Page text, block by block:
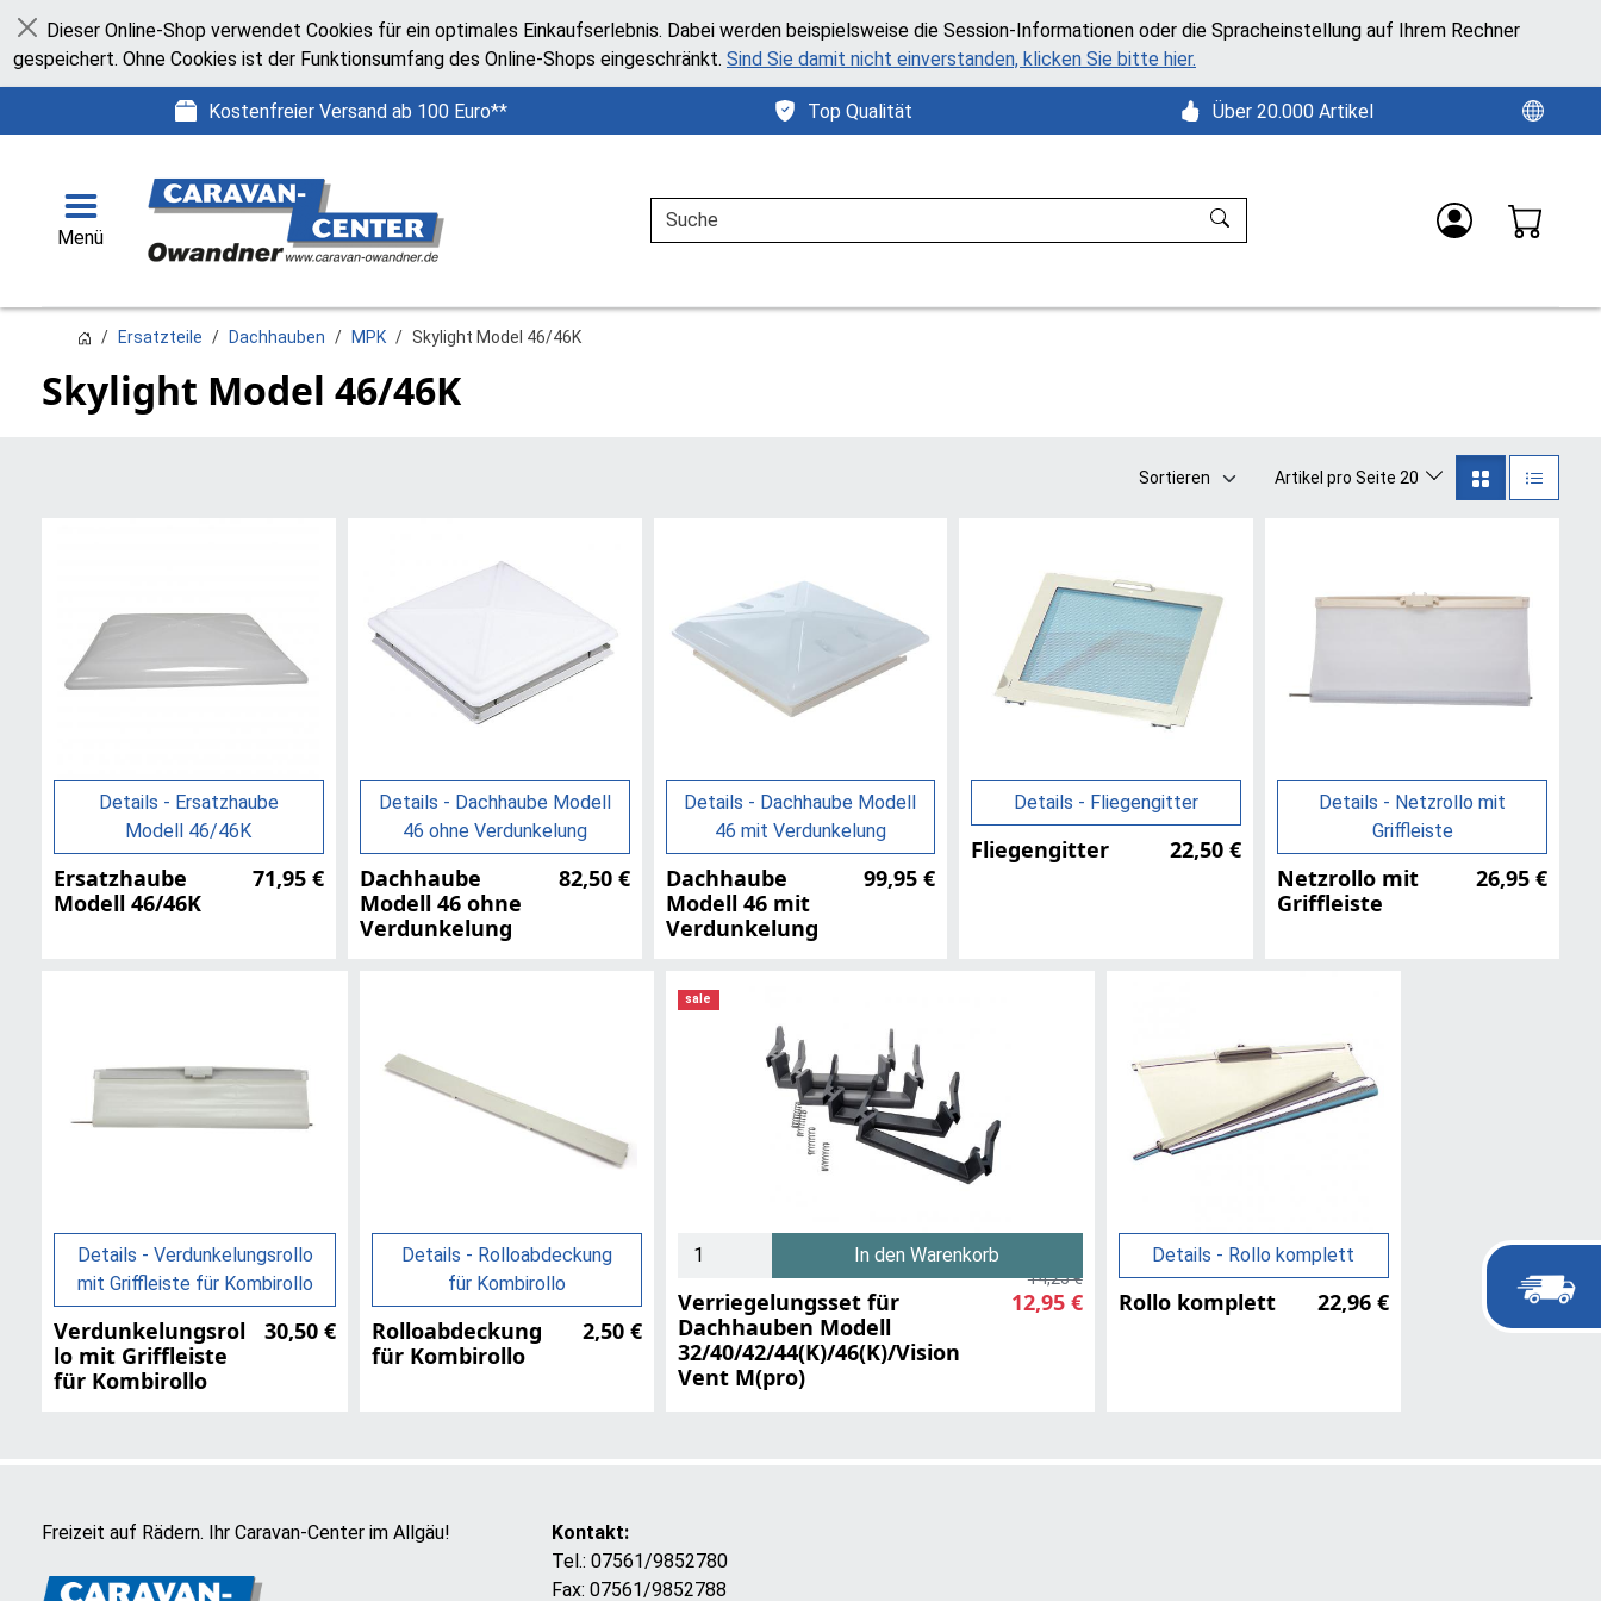
Schließen
Dieser Online-Shop verwendet Cookies für ein optimales Einkaufserlebnis. Dabei werden beispielsweise die Session-Informationen oder die Spracheinstellung auf Ihrem Rechner
gespeichert. Ohne Cookies ist der Funktionsumfang des Online-Shops eingeschränkt. Sind Sie damit nicht einverstanden, klicken Sie bitte hier.
Kostenfreier Versand ab 100 Euro** Top Qualität Über 20.000 Artikel
Menü
Suche
Ersatzteile Dachhauben MPK Skylight Model 46/46K
Skylight Model 46/46K
Sortieren Artikel pro Seite 20
Details - Ersatzhaube
Modell 46/46K
Ersatzhaube
Modell 46/46K
71,95 €
Details - Dachhaube Modell
46 ohne Verdunkelung
Dachhaube
Modell 46 ohne
Verdunkelung
82,50 €
Details - Dachhaube Modell
46 mit Verdunkelung
Dachhaube
Modell 46 mit
Verdunkelung
99,95 €
Details - Fliegengitter
Fliegengitter 22,50 €
Details - Netzrollo mit
Griffleiste
Netzrollo mit
Griffleiste
26,95 €
Details - Verdunkelungsrollo
mit Griffleiste für Kombirollo
Verdunkelungsrol
lo mit Griffleiste
für Kombirollo
30,50 €
Details - Rolloabdeckung
für Kombirollo
Rolloabdeckung
für Kombirollo
2,50 €
sale
In den Warenkorb
Verriegelungsset für
Dachhauben Modell
32/40/42/44(K)/46(K)/Vision
Vent M(pro)
14,25 €
12,95 €
Details - Rollo komplett
Rollo komplett 22,96 €
Freizeit auf Rädern. Ihr Caravan-Center im Allgäu!
Kontakt:
Tel.: 07561/9852780
Fax: 07561/9852788